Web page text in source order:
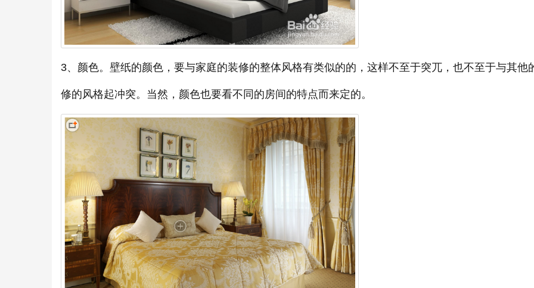
3、颜色。壁纸的颜色，要与家庭的装修的整体风格有类似的的，这样不至于突兀，也不至于与其他
修的风格起冲突。当然，颜色也要看不同的房间的特点而来定的。